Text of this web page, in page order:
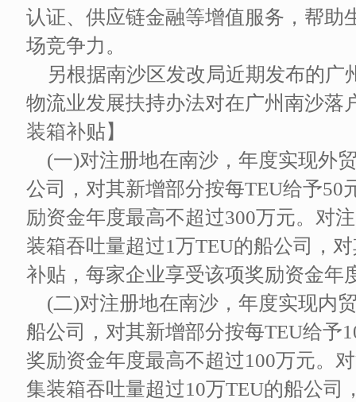
认证、供应链金融等增值服务，帮助
场竞争力。
另根据南沙区发改局近期发布的
物流业发展扶持办法对在广州南沙落
装箱补贴】
(一)对注册地在南沙，年度实现外
公司，对其新增部分按每TEU给予50
励资金年度最高不超过300万元。对
装箱吞吐量超过1万TEU的船公司，
补贴，每家企业享受该项奖励资金年
(二)对注册地在南沙，年度实现内
船公司，对其新增部分按每TEU给予
奖励资金年度最高不超过100万元。
集装箱吞吐量超过10万TEU的船公司